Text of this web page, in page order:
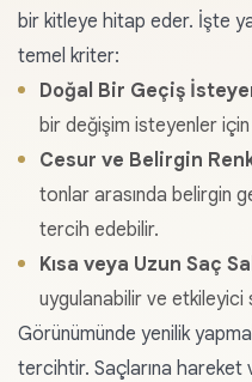
bir kitleye hitap eder. İşte
temel kriter:
Doğal Bir Geçiş
bir değişim isteyenler
Cesur ve Belirgin
tonlar arasında belirgin
tercih edebilir.
Kısa veya Uzun Saç
uygulanabilir ve etkileyici
Görünümünde yenilik
tercihtir. Saçlarına hareket